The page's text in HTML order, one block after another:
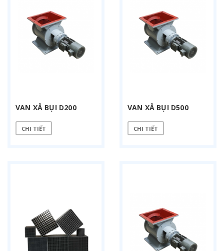
VAN XẢ BỤI D200
CHI TIẾT
VAN XẢ BỤI D500
CHI TIẾT